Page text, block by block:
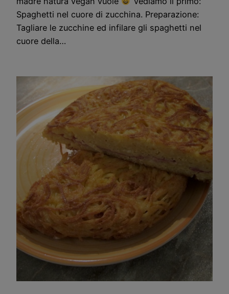
Spaghetti nel cuore di zucchina. Preparazione:
Tagliare le zucchine ed infilare gli spaghetti nel
cuore della…